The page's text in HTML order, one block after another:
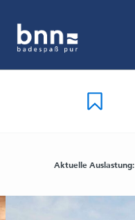
Aktuelle Auslastung: